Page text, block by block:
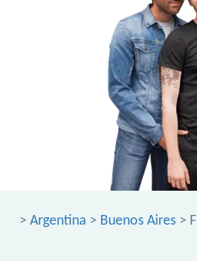
> Argentina > Buenos Aires >